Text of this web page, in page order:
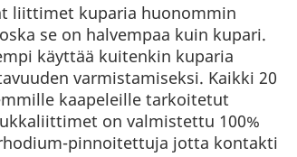
liittimet kuparia huonommin
se on halvempaa kuin kupari.
käyttää kuitenkin kuparia
varmistamiseksi. Kaikki 20
kaapeleille tarkoitetut
on valmistettu 100%
pinnoitettuja jotta kontakti